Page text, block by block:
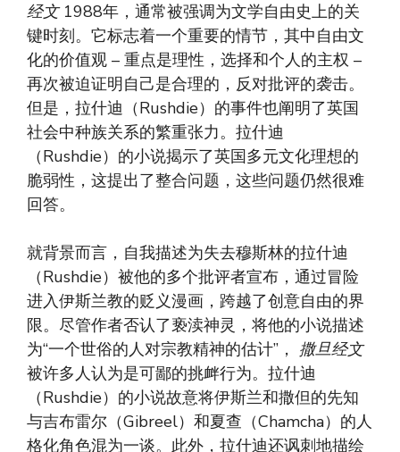
经文1988年，通常被强调为文学自由史上的关
键时刻。它标志着一个重要的情节，其中自由文
化的价值观 – 重点是理性，选择和个人的主权 –
再次被迫证明自己是合理的，反对批评的袭击。
但是，拉什迪（Rushdie）的事件也阐明了英国
社会中种族关系的繁重张力。拉什迪
（Rushdie）的小说揭示了英国多元文化理想的
脆弱性，这提出了整合问题，这些问题仍然很难
回答。
就背景而言，自我描述为失去穆斯林的拉什迪
（Rushdie）被他的多个批评者宣布，通过冒险
进入伊斯兰教的贬义漫画，跨越了创意自由的界
限。尽管作者否认了亵渎神灵，将他的小说描述
为“一个世俗的人对宗教精神的估计”， 撒旦经文
被许多人认为是可鄙的挑衅行为。拉什迪
（Rushdie）的小说故意将伊斯兰和撒但的先知
与吉布雷尔（Gibreel）和夏查（Chamcha）的人
格化角色混为一谈。此外，拉什迪还讽刺地描绘